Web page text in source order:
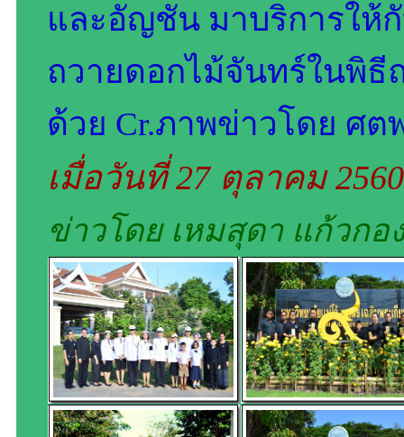
และอัญชัน มาบริการให้
ถวายดอกไม้จันทร์ในพิธี
ด้วย Cr.ภาพข่าวโดย ศต
เมื่อวันที่ 27 ตุลาคม
ข่าวโดย เหมสุดา แก้วกอ